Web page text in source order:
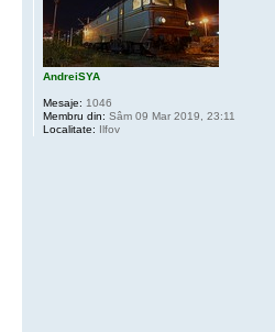
AndreiSYA
Mesaje: 1046
Membru din: Sâm 09 Mar 2019, 23:11
Localitate: Ilfov